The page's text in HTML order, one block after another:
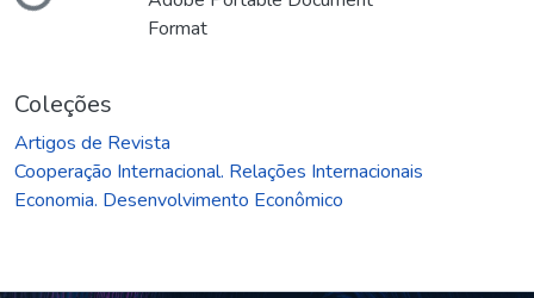
Format
Coleções
Artigos de Revista
Cooperação Internacional. Relações Internacionais
Economia. Desenvolvimento Econômico